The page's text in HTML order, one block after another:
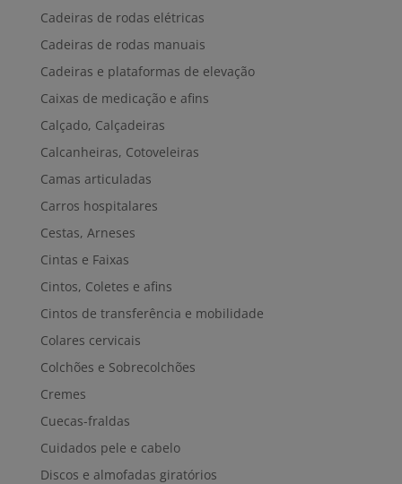
Cadeiras de rodas elétricas
Cadeiras de rodas manuais
Cadeiras e plataformas de elevação
Caixas de medicação e afins
Calçado, Calçadeiras
Calcanheiras, Cotoveleiras
Camas articuladas
Carros hospitalares
Cestas, Arneses
Cintas e Faixas
Cintos, Coletes e afins
Cintos de transferência e mobilidade
Colares cervicais
Colchões e Sobrecolchões
Cremes
Cuecas-fraldas
Cuidados pele e cabelo
Discos e almofadas giratórios